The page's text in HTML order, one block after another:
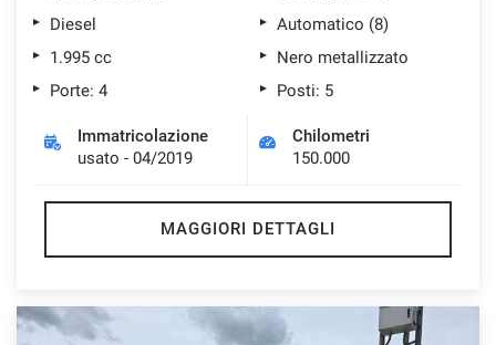
Diesel
Automatico (8)
1.995 cc
Nero metallizzato
Porte: 4
Posti: 5
Immatricolazione
usato - 04/2019
Chilometri
150.000
MAGGIORI DETTAGLI